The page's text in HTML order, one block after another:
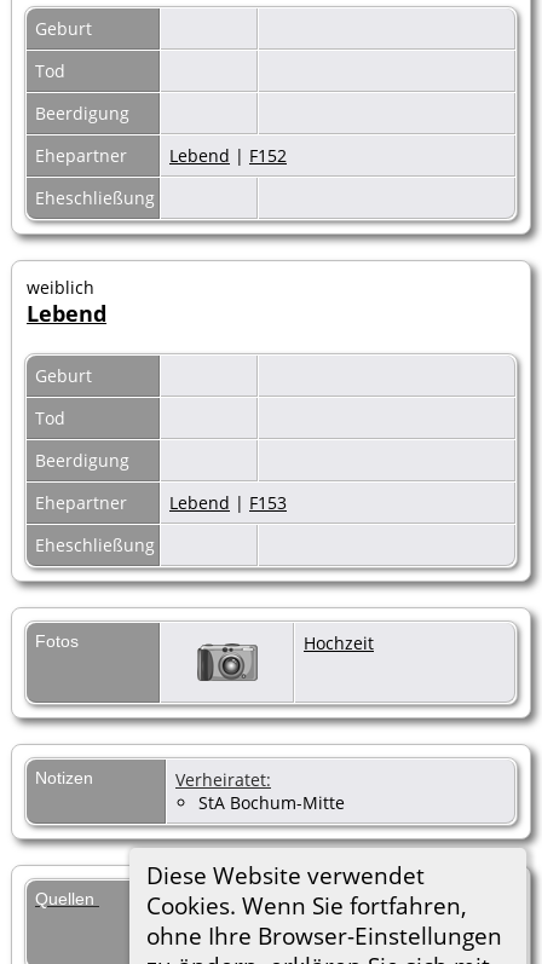
Diese Website verwendet
Cookies. Wenn Sie fortfahren,
ohne Ihre Browser-Einstellungen
Geburt
Tod
Beerdigung
Ehepartner
Lebend | F152
Eheschließung
weiblich
Lebend
Geburt
Tod
Beerdigung
Ehepartner
Lebend | F153
Eheschließung
Fotos Hochzeit
Notizen
Verheiratet:
StA Bochum-Mitte
Quellen [S312] Heiratsurkunde Hans G.
Hungerige Gertrud E. Aufermann,
Nr. 1497/1957, Bochum-Mitte.